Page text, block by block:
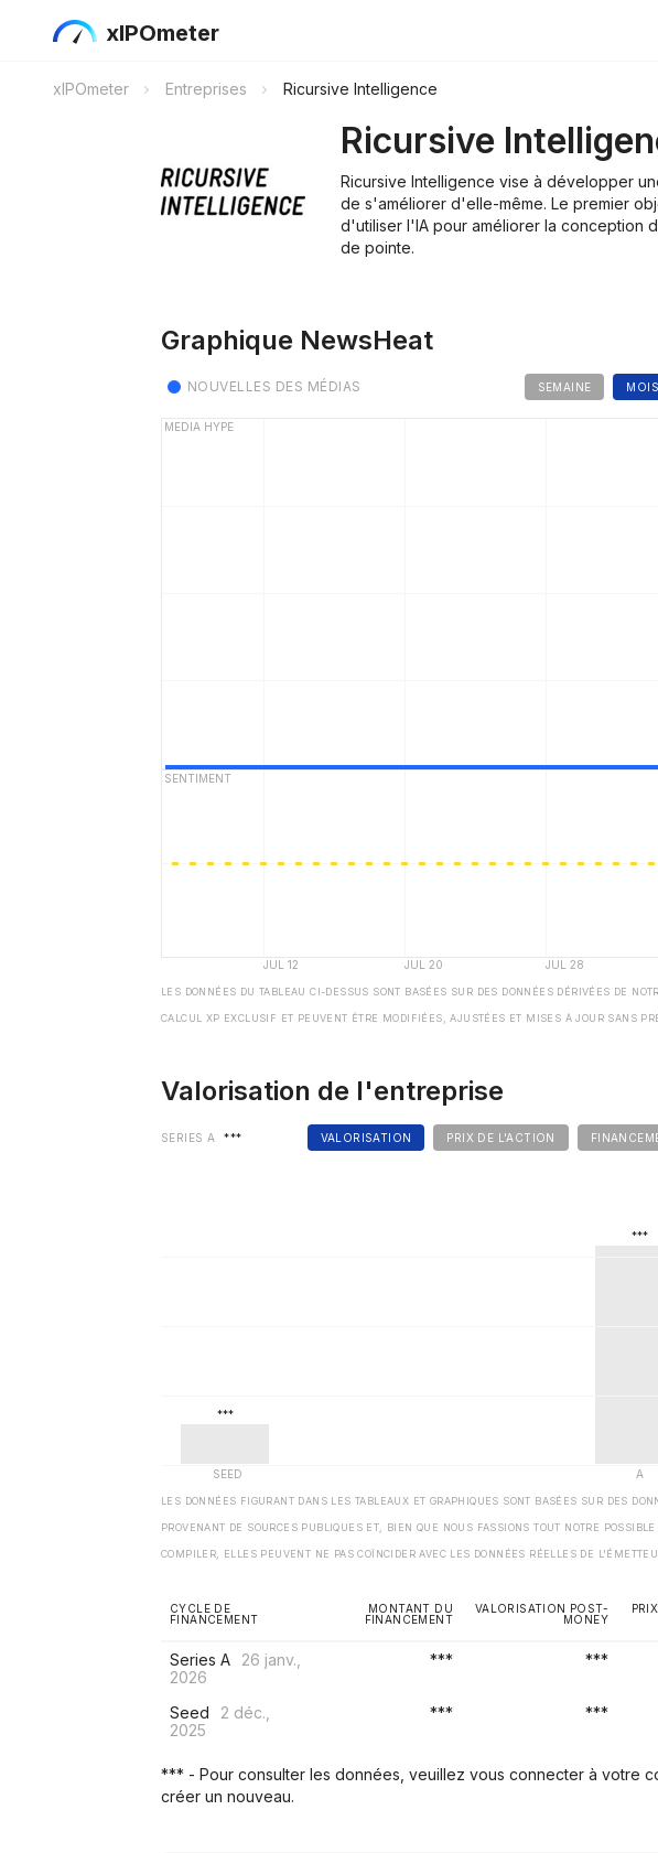
xIPOmeter
xIPOmeter Entreprises Ricursive Intelligence
Ricursive
Ricursive Intelligence vise à développer
de s'améliorer d'elle-même. Le premier
d'utiliser l'IA pour améliorer la conception
de pointe.
Graphique NewsHeat
SEMAINE MOIS
NOUVELLES DES MÉDIAS
LES DONNÉES DU TABLEAU CI-DESSUS SONT BASÉES SUR DES DONNÉES DÉRIVÉES DE
CALCUL XP EXCLUSIF ET PEUVENT ÊTRE MODIFIÉES, AJUSTÉES ET MISES À JOUR SANS
Valorisation de l'entreprise
VALORISATION PRIX DE L'ACTION
SERIES A ***
LES DONNÉES FIGURANT DANS LES TABLEAUX ET GRAPHIQUES SONT BASÉES SUR DES
PROVENANT DE SOURCES PUBLIQUES ET, BIEN QUE NOUS FASSIONS TOUT NOTRE
COMPILER, ELLES PEUVENT NE PAS COÏNCIDER AVEC LES DONNÉES RÉELLES DE
CYCLE DE
FINANCEMENT
MONTANT DU
FINANCEMENT
VALORISATION POST-
MONEY
Series A
26 janv.,
2026
*** ***
Seed
2 déc.,
2025
*** ***
*** - Pour consulter les données, veuillez vous connecter à votre
créer un nouveau.